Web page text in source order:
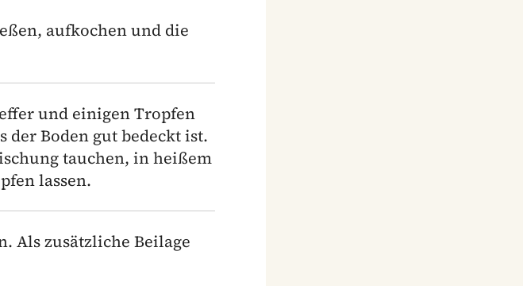
aufkochen und die
und einigen Tropfen
der Boden gut bedeckt ist.
tauchen, in heißem
lassen.
Als zusätzliche Beilage